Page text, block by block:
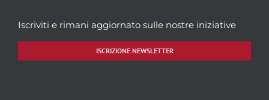
Iscriviti e rimani aggiornato sulle nostre iniziative
ISCRIZIONE NEWSLETTER